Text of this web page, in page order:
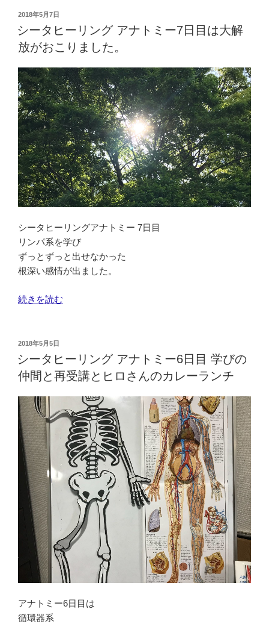
び
ら
き
セ
ッ
シ
ョ
ン
を
受
け
ま
し
た。
後
は
ハ
ー
テ
リ
ラ
ッ
ス
し
ま
し
た。”
投
稿
日:
2018年5月7日
シータヒーリング アナトミー7日目は大解
放がおこりました。
シータヒーリングアナトミー 7日目
リンパ系を学び
ずっとずっと出せなかった
根深い感情が出ました。
“シ
ヒ
ー
リ
ン
グ
ア
ナ
ト
ミ
ー
解
お
こ
続きを読む
投
稿
日:
2018年5月5日
シータヒーリング アナトミー6日目 学びの
仲間と再受講とヒロさんのカレーランチ
アナトミー6日目は
循環器系